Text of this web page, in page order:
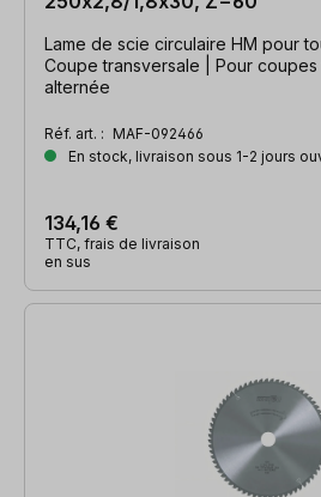
Lame de scie circulaire HM pour
Coupe transversale | Pour
alternée
Réf. art. : MAF-092466
En stock, livraison sous 1-2 jours
134,16 €
TTC, frais de livraison
en sus